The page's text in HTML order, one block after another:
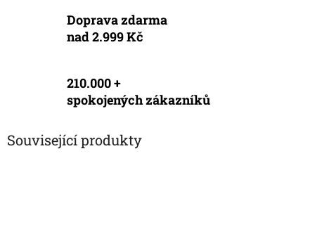
Doprava zdarma
nad 2.999 Kč
210.000 +
spokojených zákazníků
Související produkty